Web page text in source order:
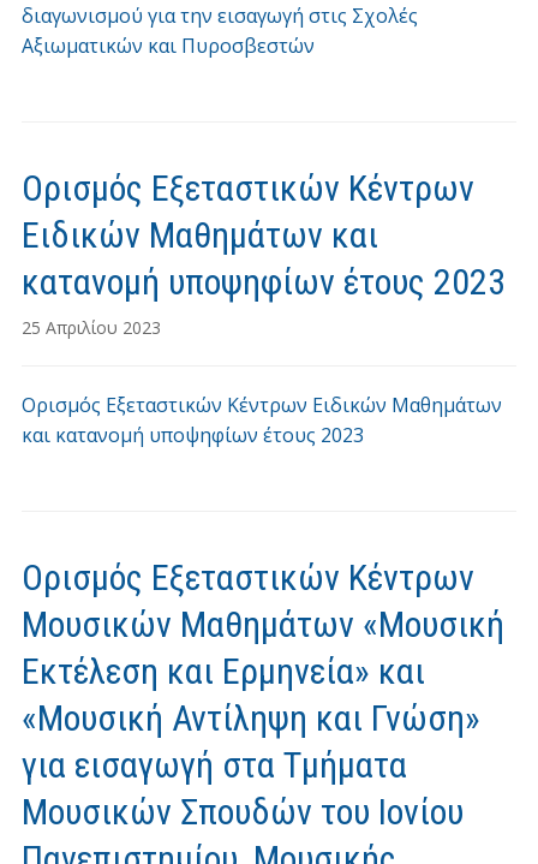
διαγωνισμού για την εισαγωγή στις Σχολές
Αξιωματικών και Πυροσβεστών
Ορισμός Εξεταστικών Κέντρων
Ειδικών Μαθημάτων και
κατανομή υποψηφίων έτους 2023
25 Απριλίου 2023
Ορισμός Εξεταστικών Κέντρων Ειδικών Μαθημάτων
και κατανομή υποψηφίων έτους 2023
Ορισμός Εξεταστικών Κέντρων
Μουσικών Μαθημάτων «Μουσική
Εκτέλεση και Ερμηνεία» και
«Μουσική Αντίληψη και Γνώση»
για εισαγωγή στα Τμήματα
Μουσικών Σπουδών του Ιονίου